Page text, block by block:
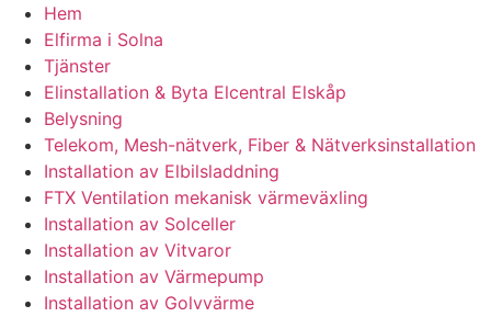
Hem
Elfirma i Solna
Tjänster
Elinstallation & Byta Elcentral Elskåp
Belysning
Telekom, Mesh-nätverk, Fiber & Nätverksinstallation
Installation av Elbilsladdning
FTX Ventilation mekanisk värmeväxling
Installation av Solceller
Installation av Vitvaror
Installation av Värmepump
Installation av Golvvärme